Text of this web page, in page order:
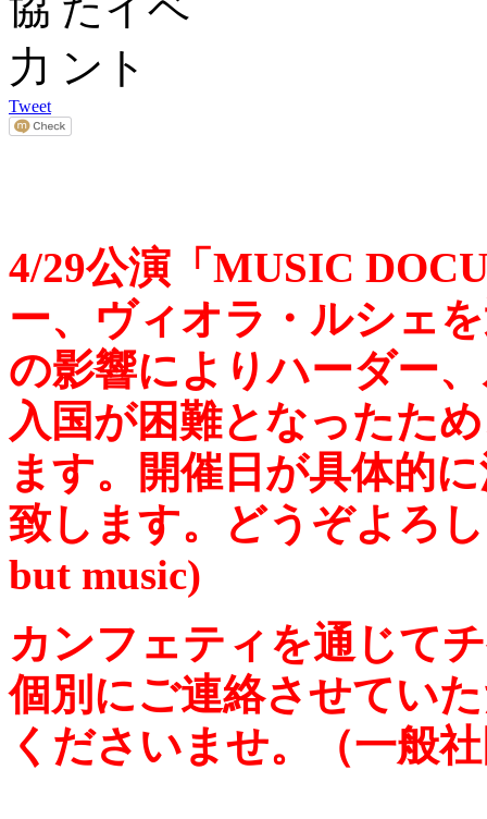
Tweet
4/29公演「MUSIC
ー、ヴィオラ・ルシェ
の影響によりハーダー
入国が困難となったた
ます。開催日が具体的
致します。どうぞよろ
but music)
カンフェティを通じて
個別にご連絡させてい
くださいませ。（一般